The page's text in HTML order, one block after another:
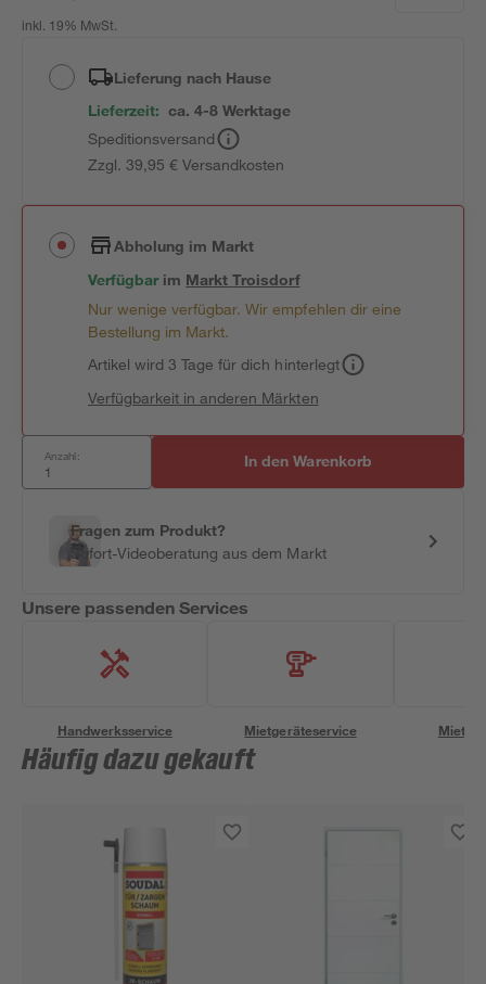
inkl. 19% MwSt.
Lieferung nach Hause
Lieferzeit: ca. 4-8 Werktage
Speditionsversand
Zzgl. 39,95 € Versandkosten
Abholung im Markt
Verfügbar im MarktTroisdorf
Nur wenige verfügbar. Wir empfehlen dir eine
Bestellung im Markt.
Artikel wird 3 Tage für dich hinterlegt
Verfügbarkeit in anderen Märkten
Anzahl: In den Warenkorb
Fragen zum Produkt?
Sofort-Videoberatung aus dem Markt
Unsere passenden Services
Handwerksservice Mietgeräteservice
Häufig dazu gekauft